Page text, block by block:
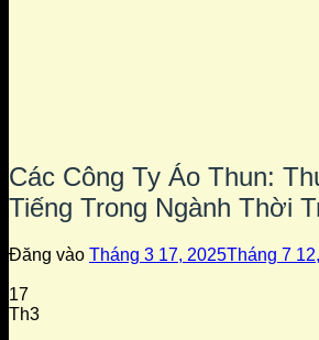
Các Công Ty Áo Thun:
Tiếng Trong Ngành Thời
Đăng vào Tháng 3 17, 2025Tháng 7
17
Th3